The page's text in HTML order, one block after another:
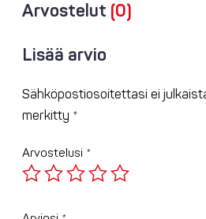
Arvostelut (0)
Lisää arvio
Sähköpostiosoitettasi ei
merkitty *
Arvostelusi *